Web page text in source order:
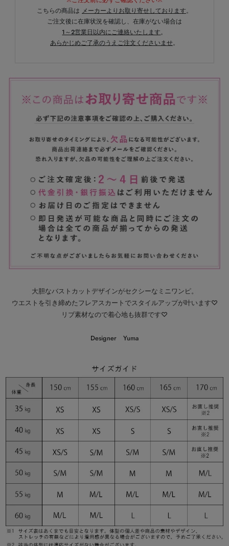
こちらの商品は メーカーよりお取り寄せしております。
ご注文後に在庫状況を確認し、在庫がない場合は
1～2営業日以内にご連絡いたします。
あらかじめご了承のうえご注文くださいませ。
大胆なバストカットデザインがセクシーなミニワンピ。
ウエストを引き締めたフレアスカートでスタイルアップが叶います♡
リブ素材なので着心地も抜群です♡
Designer Yuma